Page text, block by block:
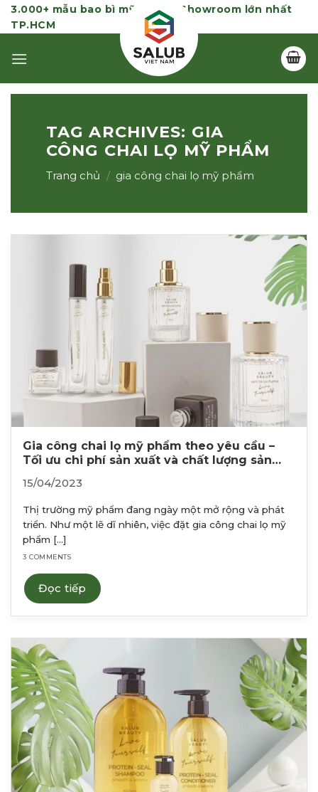
Skip
to
3.000+ mẫu bao bì mỹ phẩm | Showroom lớn nhất
TP.HCM
TAG ARCHIVES: GIA
CÔNG CHAI LỌ MỸ PHẨM
Trang chủ / gia công chai lọ mỹ phẩm
Gia công chai lọ mỹ phẩm theo yêu cầu –
Tối ưu chi phí sản xuất và chất lượng sản
15/04/2023
Thị trường mỹ phẩm đang ngày một mở rộng và phát
triển. Như một lẽ dĩ nhiên, việc đặt gia công chai lọ mỹ
phẩm [...]
3 COMMENTS
Đọc tiếp